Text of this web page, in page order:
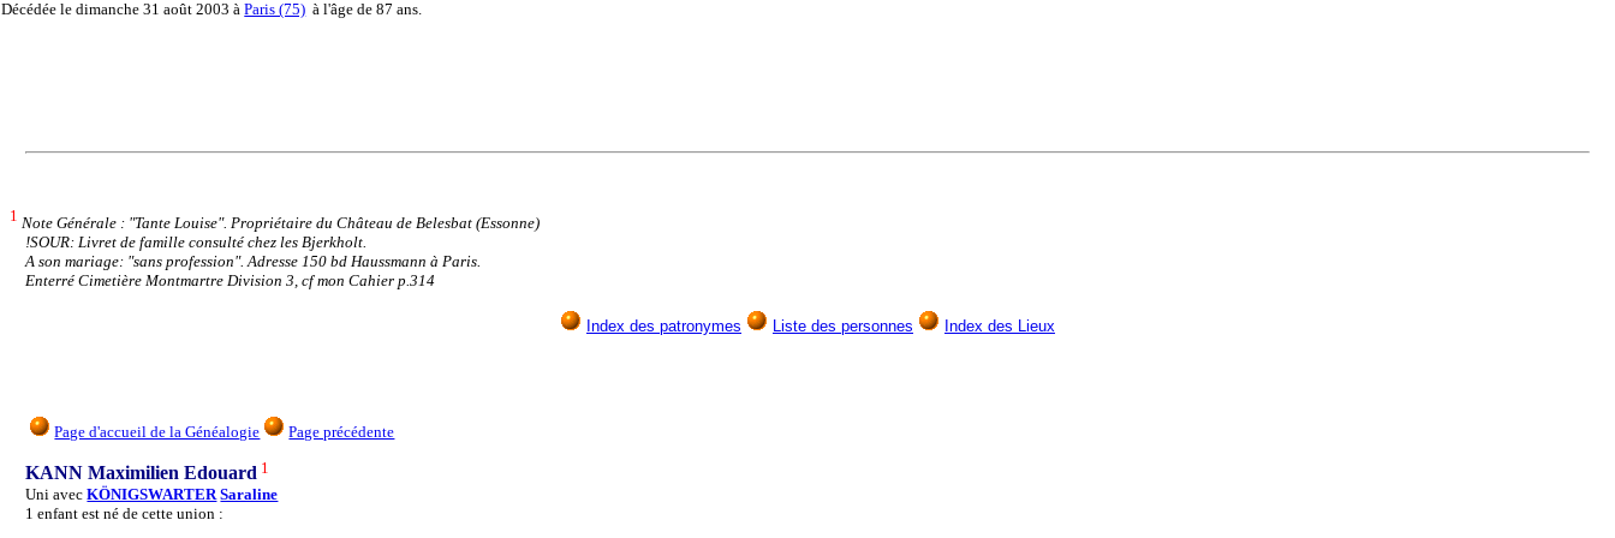
Décédée le dimanche 31 août 2003 àParis (75) à l'âge de 87 ans.
1 Note Générale : "Tante Louise". Propriétaire du Château de Belesbat (Essonne)
!SOUR: Livret de famille consulté chez les Bjerkholt.
A son mariage: "sans profession". Adresse 150 bd Haussmann à Paris.
Enterré Cimetière Montmartre Division 3, cf mon Cahier p.314
Index des patronymes Liste des personnes Index des Lieux
Page d'accueil de la Généalogie Page précédente
KANN Maximilien Edouard 1
Uni avecKÖNIGSWARTER Saraline
1 enfant est né de cette union :